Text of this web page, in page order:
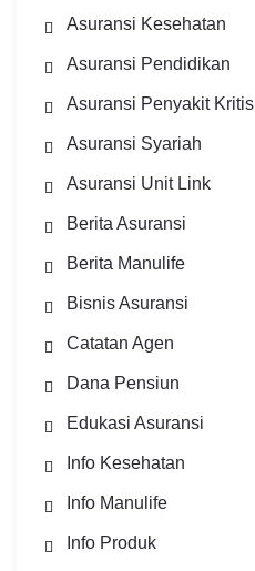
Asuransi Kesehatan
Asuransi Pendidikan
Asuransi Penyakit Kritis
Asuransi Syariah
Asuransi Unit Link
Berita Asuransi
Berita Manulife
Bisnis Asuransi
Catatan Agen
Dana Pensiun
Edukasi Asuransi
Info Kesehatan
Info Manulife
Info Produk